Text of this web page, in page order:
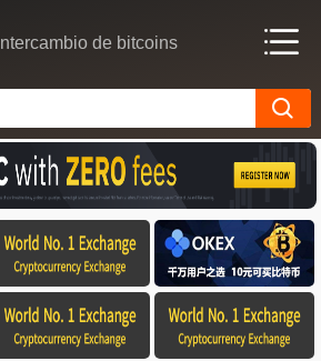
Intercambio de bitcoins